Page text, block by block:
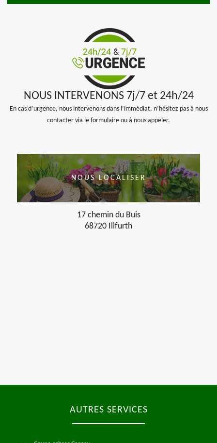
NOUS INTERVENONS 7j/7 et 24h/24
En cas d’urgence, nous intervenons dans l’immédiat, n’hésitez pas à nous
contacter via le formulaire ou à nous appeler.
NOUS LOCALISER
17 chemin du Buis
68720 Illfurth
AUTRES SERVICES